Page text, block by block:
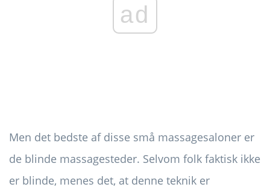
ad
Men det bedste af disse små massagesaloner er
de blinde massagesteder. Selvom folk faktisk ikke
er blinde, menes det, at denne teknik er